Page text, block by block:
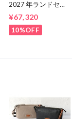
2027 年ランドセル
ブレイブ ブくるピ
タランドセル
1ke8680k
¥67,320
10%OFF